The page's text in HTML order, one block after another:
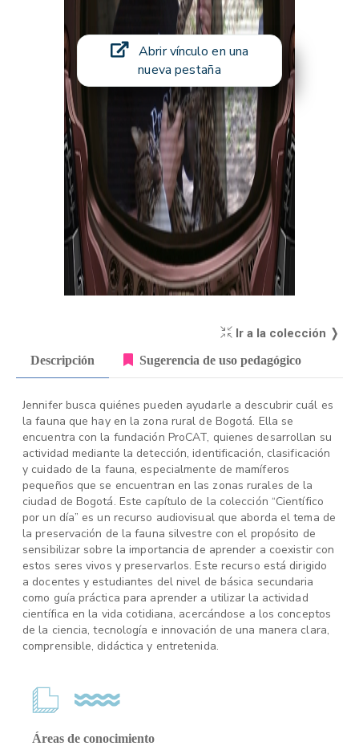
Abrir vínculo en una
nueva pestaña
Ir a la colección ❭
Descripción Sugerencia de uso pedagógico
Jennifer busca quiénes pueden ayudarle a descubrir cuál es
la fauna que hay en la zona rural de Bogotá. Ella se
encuentra con la fundación ProCAT, quienes desarrollan su
actividad mediante la detección, identificación, clasificación
y cuidado de la fauna, especialmente de mamíferos
pequeños que se encuentran en las zonas rurales de la
ciudad de Bogotá. Este capítulo de la colección “Científico
por un día” es un recurso audiovisual que aborda el tema de
la preservación de la fauna silvestre con el propósito de
sensibilizar sobre la importancia de aprender a coexistir con
estos seres vivos y preservarlos. Este recurso está dirigido
a docentes y estudiantes del nivel de básica secundaria
como guía práctica para aprender a utilizar la actividad
científica en la vida cotidiana, acercándose a los conceptos
de la ciencia, tecnología e innovación de una manera clara,
comprensible, didáctica y entretenida.
Áreas de conocimiento